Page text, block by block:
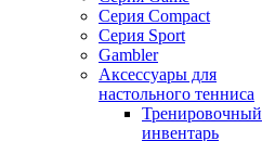
Серия Compact
Серия Sport
Gambler
Аксессуары для
настольного тенниса
Тренировочный
инвентарь